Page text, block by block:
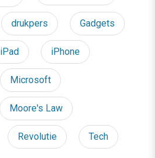
drukpers Gadgets
iPad iPhone
Microsoft
Moore's Law
Revolutie Tech